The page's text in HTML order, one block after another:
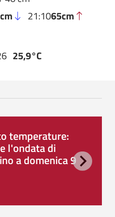
21:1065cm
25,9°C
temperature:
l'ondata di
a domenica 9